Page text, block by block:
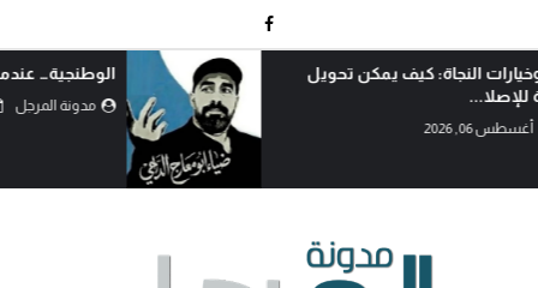
الوطنجية… عندما يُستغل علم العراق لإثارة الفتنة..!
أغسطس 06, 2026